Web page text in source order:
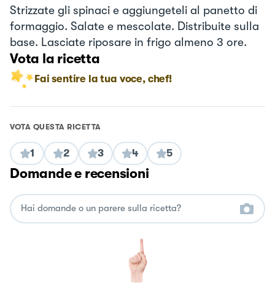
Strizzate gli spinaci e aggiungeteli al panetto di
formaggio. Salate e mescolate. Distribuite sulla
base. Lasciate riposare in frigo almeno 3 ore.
Vota la ricetta
Fai sentire la tua voce, chef!
VOTA QUESTA RICETTA
1 2 3 4 5
Domande e recensioni